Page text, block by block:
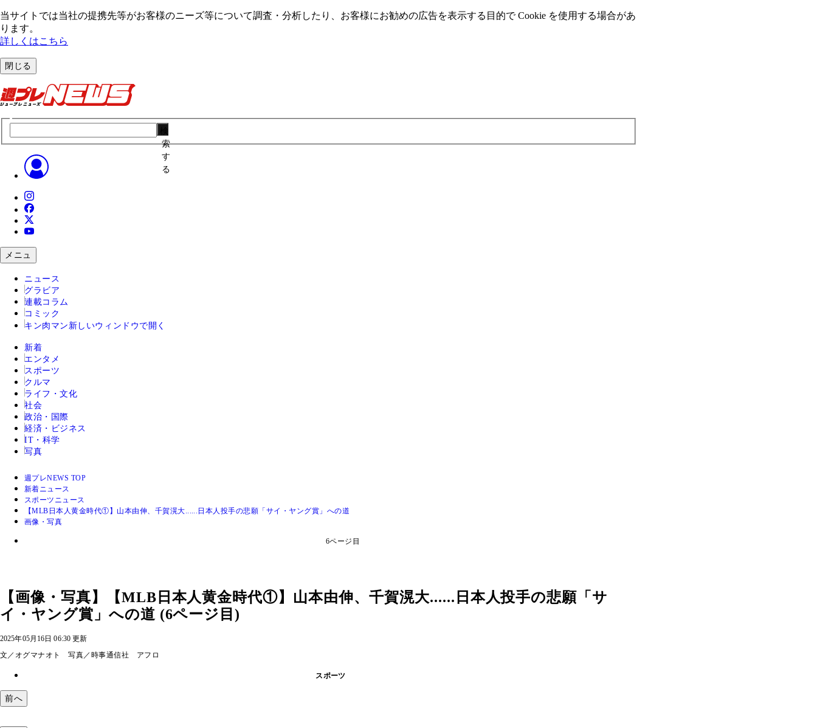
当サイトでは当社の提携先等がお客様のニーズ等について調査・分析したり、お客様にお勧めの広告を表⽰する⽬的で Cookie を使⽤する場合があ
ります。
詳しくはこちら
閉じる
索
す
る
メニュ
ニュース
グラビア
連載コラム
コミック
キン肉マン 新しいウィンドウで開く
新着
エンタメ
スポーツ
クルマ
ライフ・文化
社会
政治・国際
経済・ビジネス
IT・科学
写真
週プレNEWS TOP
新着ニュース
スポーツニュース
【MLB日本人黄金時代①】山本由伸、千賀滉大......日本人投手の悲願「サイ・ヤング賞」への道
画像・写真
6ページ目
【画像・写真】【MLB日本人黄金時代①】山本由伸、千賀滉大......日本人投手の悲願「サ
イ・ヤング賞」への道 (6ページ目)
2025年05月16日 06:30 更新
文／オグマナオト 写真／時事通信社 アフロ
スポーツ
前へ